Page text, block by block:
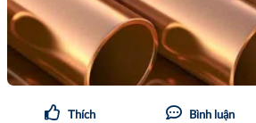
Thích Bình luận